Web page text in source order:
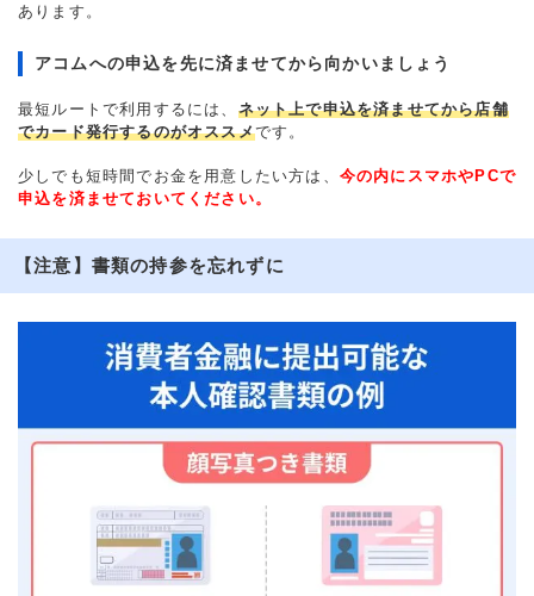
あります。
アコムへの申込を先に済ませてから向かいましょう
最短ルートで利用するには、 ネット上で申込を済ませてから店舗
でカード発行するのがオススメです。
少しでも短時間でお金を用意したい方は、 今の内にスマホやPCで
申込を済ませておいてください。
【注意】書類の持参を忘れずに